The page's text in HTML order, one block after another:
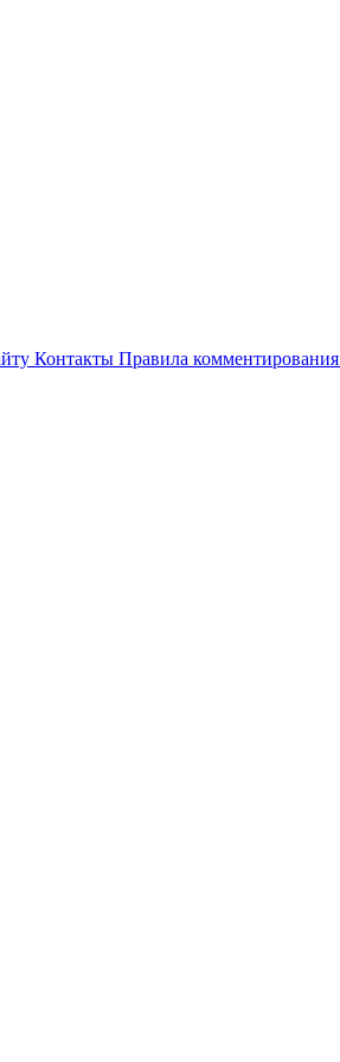
Контакты Правила комментирования